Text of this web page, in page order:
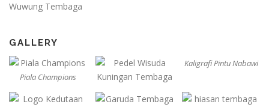
Wuwung Tembaga
GALLERY
Piala Champions
Kaligrafi Pintu Nabawi